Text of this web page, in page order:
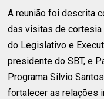
A reunião foi descrita
das visitas de cortesia
do Legislativo e
presidente do SBT, e
Programa Silvio
fortalecer as relações